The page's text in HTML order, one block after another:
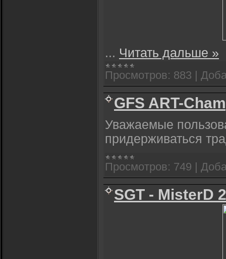
... Читать дальше »
Просмотров: 883 |
GFS ART-
Уважаемые
придерживаться
Просмотров: 749 |
SGT - MisterD 2